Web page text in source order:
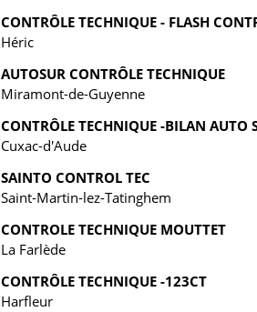
CONTRÔLE TECHNIQUE - FLASH
Héric
AUTOSUR CONTRÔLE TECHNIQUE
Miramont-de-Guyenne
CONTRÔLE TECHNIQUE -BILAN AUTO
Cuxac-d'Aude
SAINTO CONTROL TEC
Saint-Martin-lez-Tatinghem
CONTROLE TECHNIQUE MOUTTET
La Farlède
CONTRÔLE TECHNIQUE -123CT
Harfleur